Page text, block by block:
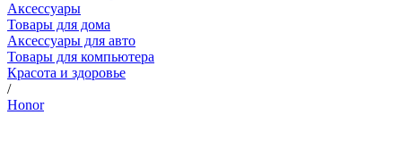
Аксессуары
Товары для дома
Аксессуары для авто
Товары для компьютера
Красота и здоровье
/
Honor